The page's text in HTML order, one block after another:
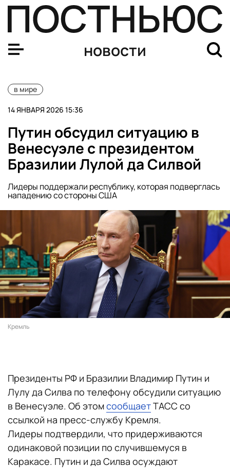
новости
в мире
14 ЯНВАРЯ 2026 15:36
Путин обсудил ситуацию в
Венесуэле с президентом
Бразилии Лулой да Силвой
Лидеры поддержали республику, которая подверглась
нападению со стороны США
Кремль
Президенты РФ и Бразилии Владимир Путин и
Лулу да Силва по телефону обсудили ситуацию
в Венесуэле. Об этомсообщаетТАСС со
ссылкой на пресс-службу Кремля.
Лидеры подтвердили, что придерживаются
одинаковой позиции по случившемуся в
Каракасе. Путин и да Силва осуждают
Стоимость золота обновила исторический